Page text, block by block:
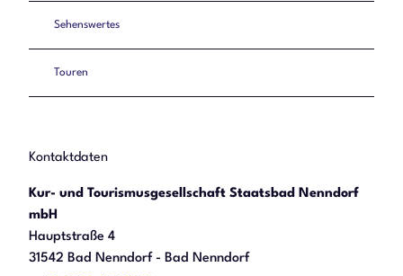
Sehenswertes
Touren
Kontaktdaten
Kur- und Tourismusgesellschaft Staatsbad Nenndorf
mbH
Hauptstraße 4
31542 Bad Nenndorf - Bad Nenndorf